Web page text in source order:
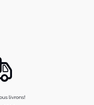
livrons!